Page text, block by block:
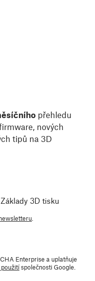
přehledu
nových
tipů na 3D
3D tisku
.
Enterprise a uplatňuje
společnosti Google.